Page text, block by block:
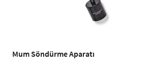
Mum Söndürme Aparatı